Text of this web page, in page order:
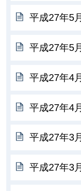
平成27年5
平成27年5
平成27年4
平成27年4
平成27年3
平成27年3